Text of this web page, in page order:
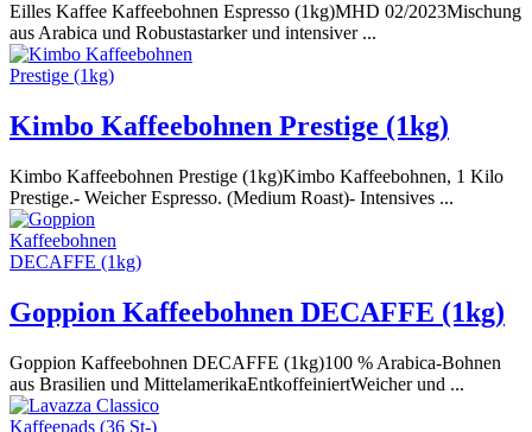
Eilles Kaffee Kaffeebohnen Espresso (1kg)MHD 02/2023Mischung
aus Arabica und Robustastarker und intensiver ...
Kimbo Kaffeebohnen Prestige (1kg)
Kimbo Kaffeebohnen Prestige (1kg)Kimbo Kaffeebohnen, 1 Kilo
Prestige.- Weicher Espresso. (Medium Roast)- Intensives ...
Goppion Kaffeebohnen DECAFFE (1kg)
Goppion Kaffeebohnen DECAFFE (1kg)100 % Arabica-Bohnen
aus Brasilien und MittelamerikaEntkoffeiniertWeicher und ...